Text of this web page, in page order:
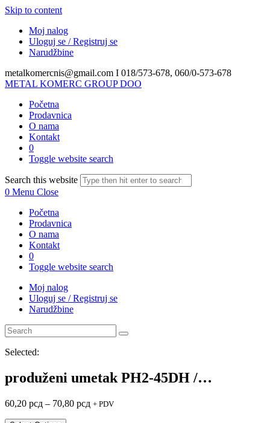
Skip to content
Moj nalog
Uloguj se / Registruj se
Narudžbine
metalkomercnis@gmail.com I 018/573-678, 060/0-573-678
METAL KOMERC GROUP DOO
Početna
Prodavnica
O nama
Kontakt
0
Toggle website search
Search this website
0 Menu Close
Početna
Prodavnica
O nama
Kontakt
0
Toggle website search
Moj nalog
Uloguj se / Registruj se
Narudžbine
Selected:
produženi umetak PH2-45DH /…
60,20 рсд – 70,80 рсд + PDV